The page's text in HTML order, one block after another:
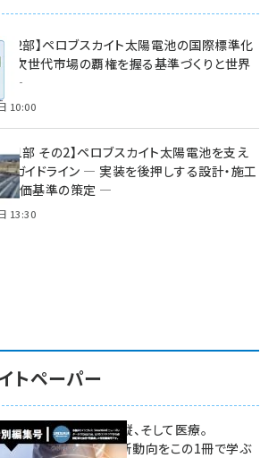
第2部】ペロブスカイト太陽電池の国際標準化
次世代市場の覇権を握る基準づくりと世界
―
10:00
第1部 その2】ペロブスカイト太陽電池を支え
ガイドライン ― 実装を後押しする設計・施工
評価基準の策定 ―
13:30
トペーパー
対策、建機の遠隔操縦、そして医療。
代通信規格「5G」最新動向をこの1冊で学ぶ